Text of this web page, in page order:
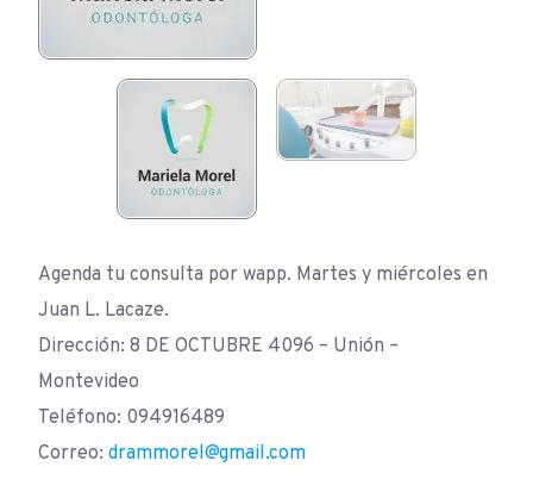
Agenda tu consulta por wapp. Martes y miércoles en
Juan L. Lacaze.
Dirección: 8 DE OCTUBRE 4096 – Unión –
Montevideo
Teléfono: 094916489
Correo: drammorel@gmail.com